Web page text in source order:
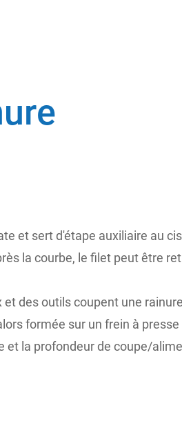
et sert d'étape auxiliaire au
la courbe, le filet peut être
des outils coupent une
formée sur un frein à
et la profondeur de coupe/